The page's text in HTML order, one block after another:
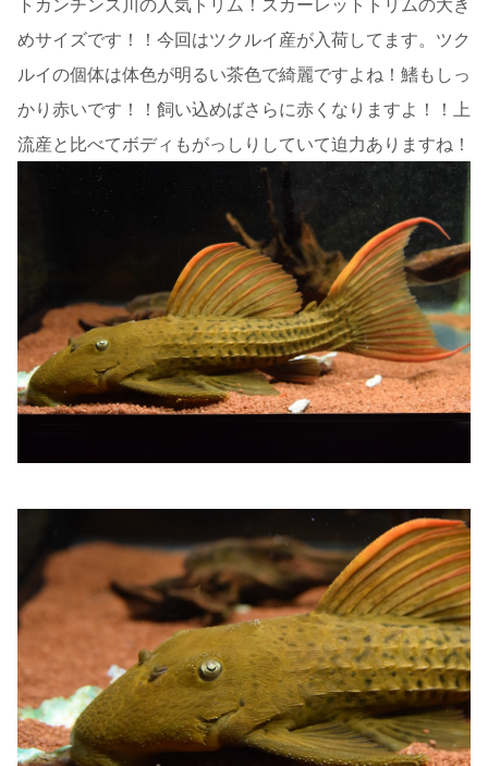
めサイズです！！今回はツクルイ産が入荷してます。ツク
ルイの個体は体色が明るい茶色で綺麗ですよね！鰭もしっ
かり赤いです！！飼い込めばさらに赤くなりますよ！！上
流産と比べてボディもがっしりしていて迫力ありますね！